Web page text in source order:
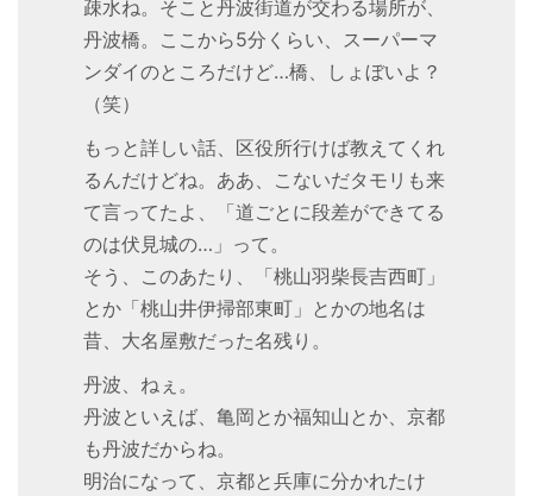
疎水ね。そこと丹波街道が交わる場所が、
丹波橋。ここから5分くらい、スーパーマ
ンダイのところだけど…橋、しょぼいよ？
（笑）
もっと詳しい話、区役所行けば教えてくれ
るんだけどね。ああ、こないだタモリも来
て言ってたよ、「道ごとに段差ができてる
のは伏見城の…」って。
そう、このあたり、「桃山羽柴長吉西町」
とか「桃山井伊掃部東町」とかの地名は
昔、大名屋敷だった名残り。
丹波、ねぇ。
丹波といえば、亀岡とか福知山とか、京都
も丹波だからね。
明治になって、京都と兵庫に分かれたけ